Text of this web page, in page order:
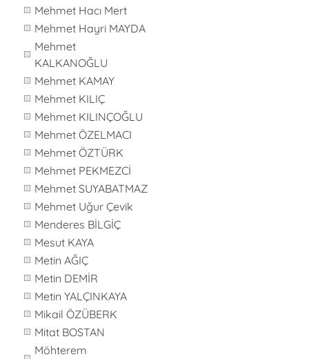
Mehmet Hacı Mert
Mehmet Hayri MAYDA
Mehmet
KALKANOĞLU
Mehmet KAMAY
Mehmet KILIÇ
Mehmet KILINÇOĞLU
Mehmet ÖZELMACI
Mehmet ÖZTÜRK
Mehmet PEKMEZCİ
Mehmet SUYABATMAZ
Mehmet Uğur Çevik
Menderes BİLGİÇ
Mesut KAYA
Metin AĞIÇ
Metin DEMİR
Metin YALÇINKAYA
Mikail ÖZÜBERK
Mitat BOSTAN
Möhterem